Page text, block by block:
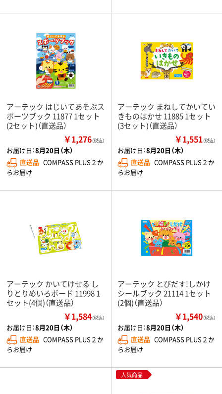
アーテック はじいてあそぶス
ポーツブック 11877 1セット
(2セット)（直送品）
￥1,276（税込）
お届け日：8月20日（木）
直送品 COMPASS PLUS２か
らお届け
アーテック まねしてかいてい
きものはかせ 11885 1セット
(3セット)（直送品）
￥1,551（税込）
お届け日：8月20日（木）
直送品 COMPASS PLUS２か
らお届け
アーテック かいてけせる し
りとりめいろボード 11998 1
セット(4個)（直送品）
￥1,584（税込）
お届け日：8月20日（木）
直送品 COMPASS PLUS２か
らお届け
アーテック とびだす!しかけ
シールブック 21114 1セット
(2個)（直送品）
￥1,540（税込）
お届け日：8月20日（木）
直送品 COMPASS PLUS２か
らお届け
人気商品